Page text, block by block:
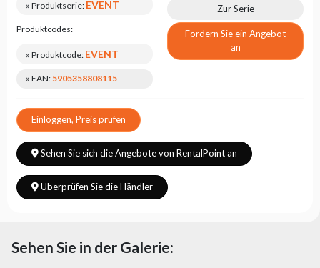
» Produktserie: EVENT
Produktcodes:
» Produktcode: EVENT
» EAN: 5905358808115
Zur Serie
Fordern Sie ein Angebot
an
Einloggen, Preis prüfen
Sehen Sie sich die Angebote von RentalPoint an
Überprüfen Sie die Händler
Sehen Sie in der Galerie: